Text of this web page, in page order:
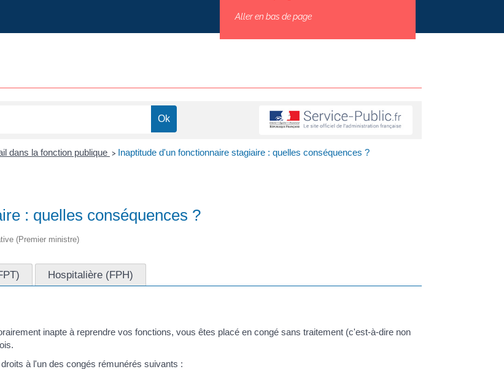
Aller en bas de page
dans la fonction publique > Inaptitude d'un fonctionnaire stagiaire : quelles conséquences ?
: quelles conséquences ?
(Premier ministre)
Hospitalière (FPH)
inapte à reprendre vos fonctions, vous êtes placé en congé sans traitement (c'est-à-dire non
à l'un des congés rémunérés suivants :